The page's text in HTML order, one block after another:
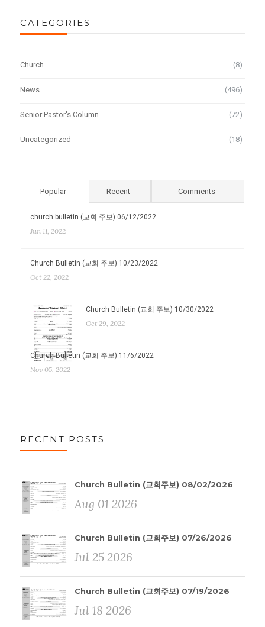
CATEGORIES
Church (8)
News (496)
Senior Pastor's Column (72)
Uncategorized (18)
Popular Recent Comments
church bulletin (교회 주보) 06/12/2022
Jun 11, 2022
Church Bulletin (교회 주보) 10/23/2022
Oct 22, 2022
Church Bulletin (교회 주보) 10/30/2022
Oct 29, 2022
Church Bulletin (교회 주보) 11/6/2022
Nov 05, 2022
RECENT POSTS
Church Bulletin (교회주보) 08/02/2026
Aug 01 2026
Church Bulletin (교회주보) 07/26/2026
Jul 25 2026
Church Bulletin (교회주보) 07/19/2026
Jul 18 2026